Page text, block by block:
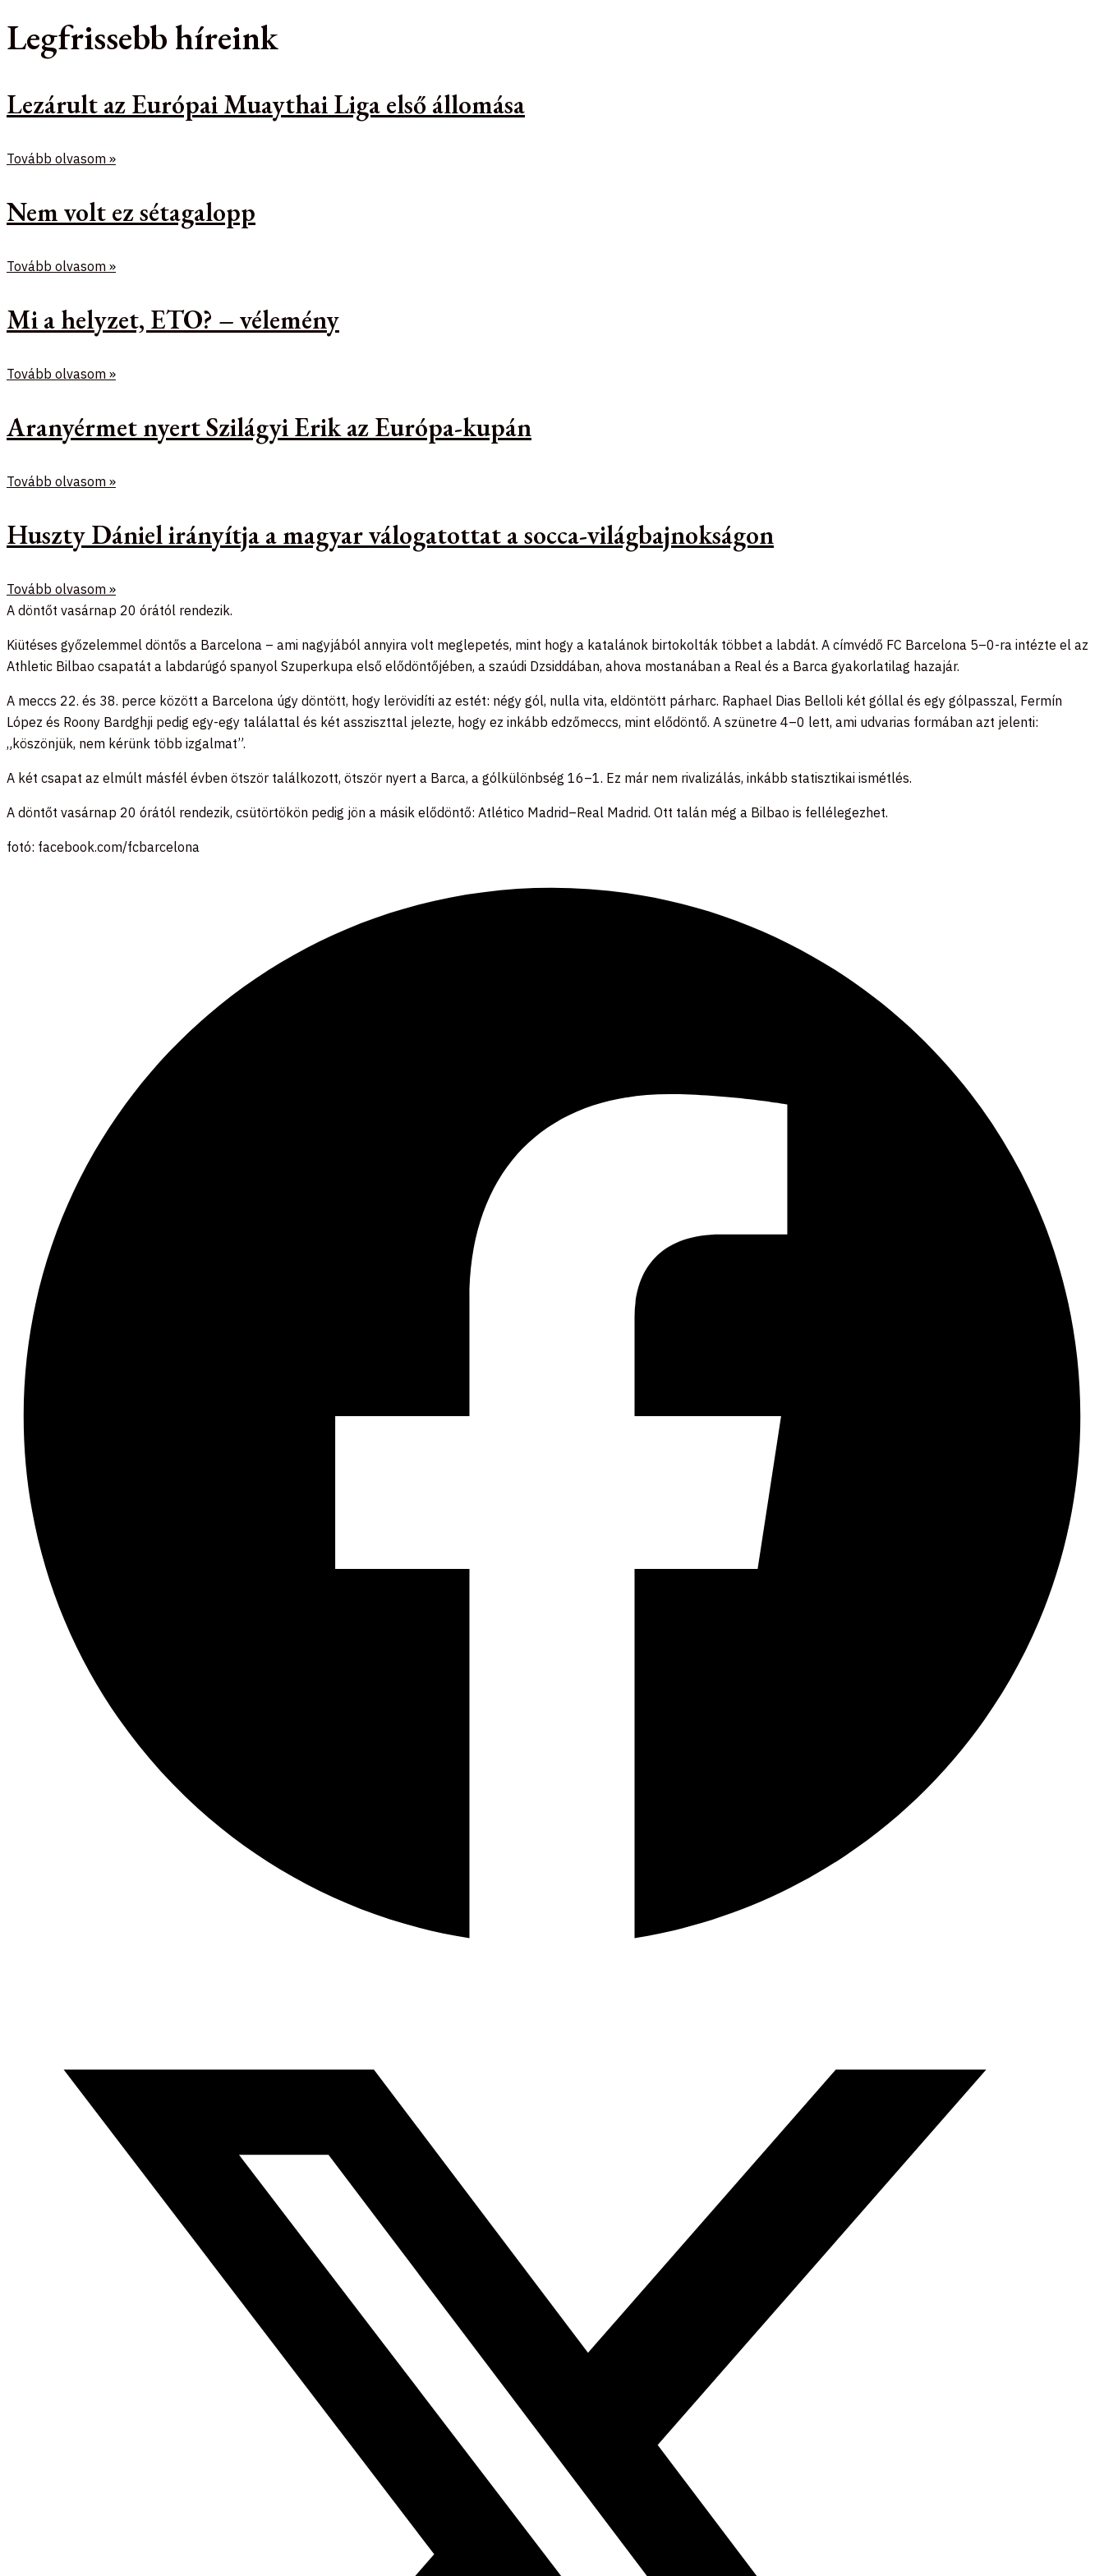
Legfrissebb híreink
Lezárult az Európai Muaythai Liga első állomása
Tovább olvasom »
Nem volt ez sétagalopp
Tovább olvasom »
Mi a helyzet, ETO? – vélemény
Tovább olvasom »
Aranyérmet nyert Szilágyi Erik az Európa-kupán
Tovább olvasom »
Huszty Dániel irányítja a magyar válogatottat a socca-világbajnokságon
Tovább olvasom »
A döntőt vasárnap 20 órától rendezik.
Kiütéses győzelemmel döntős a Barcelona – ami nagyjából annyira volt meglepetés, mint hogy a katalánok birtokolták többet a labdát. A címvédő FC Barcelona 5–0-ra intézte el az
Athletic Bilbao csapatát a labdarúgó spanyol Szuperkupa első elődöntőjében, a szaúdi Dzsiddában, ahova mostanában a Real és a Barca gyakorlatilag hazajár.
A meccs 22. és 38. perce között a Barcelona úgy döntött, hogy lerövidíti az estét: négy gól, nulla vita, eldöntött párharc. Raphael Dias Belloli két góllal és egy gólpasszal, Fermín
López és Roony Bardghji pedig egy-egy találattal és két assziszttal jelezte, hogy ez inkább edzőmeccs, mint elődöntő. A szünetre 4–0 lett, ami udvarias formában azt jelenti:
„köszönjük, nem kérünk több izgalmat”.
A két csapat az elmúlt másfél évben ötször találkozott, ötször nyert a Barca, a gólkülönbség 16–1. Ez már nem rivalizálás, inkább statisztikai ismétlés.
A döntőt vasárnap 20 órától rendezik, csütörtökön pedig jön a másik elődöntő: Atlético Madrid–Real Madrid. Ott talán még a Bilbao is fellélegezhet.
fotó: facebook.com/fcbarcelona